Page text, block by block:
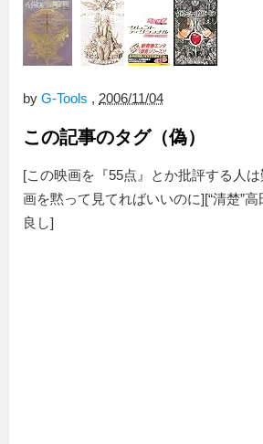
by G-Tools , 2006/11/04
この記事のタグ（偽）
[この映画を『55点』とか批評する人
画を黙って見てればいいのに][“清楚”
良し]